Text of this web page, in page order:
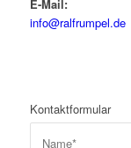
E-Mail:
info@ralfrumpel.de
Kontaktformular